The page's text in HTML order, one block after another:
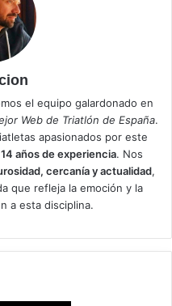
el equipo galardonado en
Web de Triatlón de España.
apasionados por este
14 años de experiencia. Nos
cercanía y actualidad,
que refleja la emoción y la
a esta disciplina.